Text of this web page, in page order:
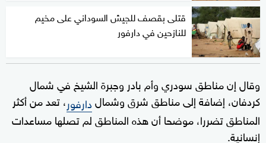
قتلى بقصف للجيش السوداني على مخيم
للنازحين في دارفور
وقال إن مناطق سودري وأم بادر وجبرة الشيخ في شمال
كردفان، إضافة إلى مناطق شرق وشمالدارفور، تعد من أكثر
المناطق تضررا، موضحا أن هذه المناطق لم تصلها مساعدات
إنسانية.